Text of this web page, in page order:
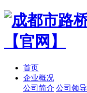
首页
企业概况
公司简介 公司领导